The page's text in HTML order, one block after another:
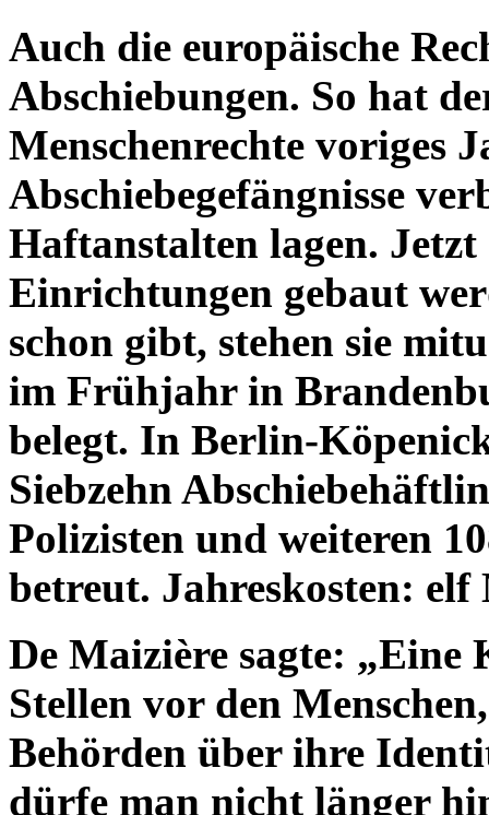
Auch die europäische
Abschiebungen. So hat
Menschenrechte voriges
Abschiebegefängnisse
Haftanstalten lagen. Jetzt
Einrichtungen gebaut
schon gibt, stehen sie
im Frühjahr in
belegt. In Berlin-
Siebzehn
Polizisten und weiteren
betreut. Jahreskosten:
De Maizière sagte:
Stellen vor den
Behörden über ihre
dürfe man nicht länger